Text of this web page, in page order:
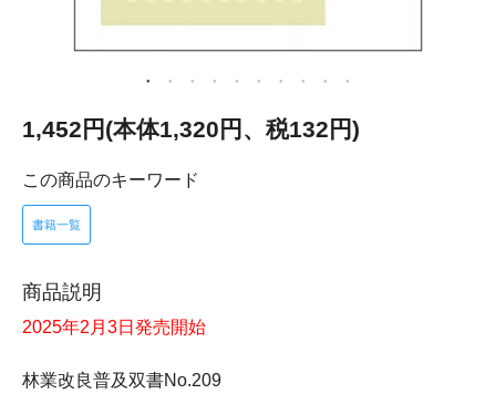
1,452円(本体1,320円、税132円)
この商品のキーワード
書籍一覧
商品説明
2025年2月3日発売開始
林業改良普及双書No.209